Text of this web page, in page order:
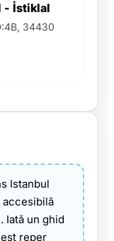
- İstiklal
34430
Istanbul
accesibilă
Iată un ghid
reper